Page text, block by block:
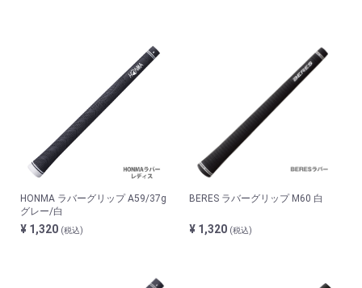
HONMA ラバーグリップ A59/37g
グレー/白
¥ 1,320 (税込)
BERES ラバーグリップ M60 白
¥ 1,320 (税込)